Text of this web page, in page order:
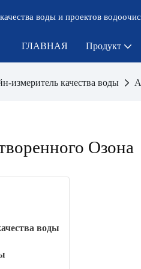
воды и проектов
ГЛАВНАЯ Продукт
измеритель качества воды
Озона
воды